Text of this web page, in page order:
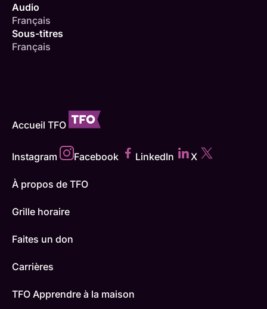
Audio
Français
Sous-titres
Français
Accueil TFO
Instagram Facebook LinkedIn X
À propos de TFO
Grille horaire
Faites un don
Carrières
TFO Apprendre à la maison